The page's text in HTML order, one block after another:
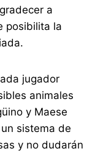
a
posibilita la
jugador
animales
y Maese
sistema de
y no dudarán